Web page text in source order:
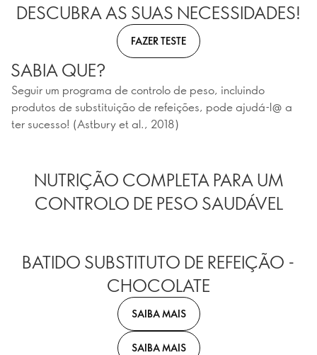
DESCUBRA AS SUAS NECESSIDADES!
FAZER TESTE
SABIA QUE?
Seguir um programa de controlo de peso, incluindo
produtos de substituição de refeições, pode ajudá-l@ a
ter sucesso! (Astbury et al., 2018)
NUTRIÇÃO COMPLETA PARA UM
CONTROLO DE PESO SAUDÁVEL
BATIDO SUBSTITUTO DE REFEIÇÃO -
CHOCOLATE
SAIBA MAIS
SAIBA MAIS